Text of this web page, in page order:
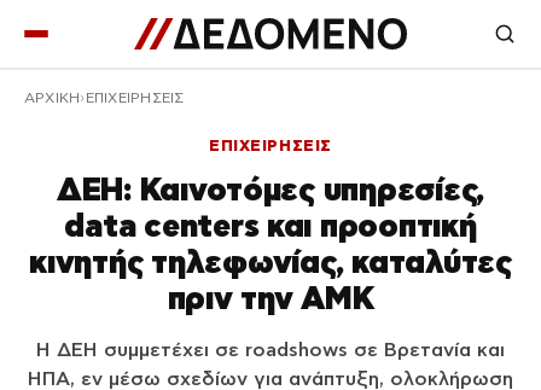
ΑΡΧΙΚΉ ΕΠΙΧΕΙΡΗΣΕΙΣ
ΕΠΙΧΕΙΡΗΣΕΙΣ
ΔΕΗ: Καινοτόμες υπηρεσίες,
data centers και προοπτική
κινητής τηλεφωνίας, καταλύτες
πριν την ΑΜΚ
Η ΔΕΗ συμμετέχει σε roadshows σε Βρετανία και
ΗΠΑ, εν μέσω σχεδίων για ανάπτυξη, ολοκλήρωση